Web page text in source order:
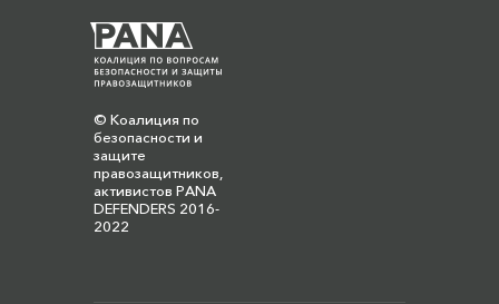
© Коалиция по
безопасности и
защите
правозащитников,
активистов PANA
DEFENDERS 2016-
2022